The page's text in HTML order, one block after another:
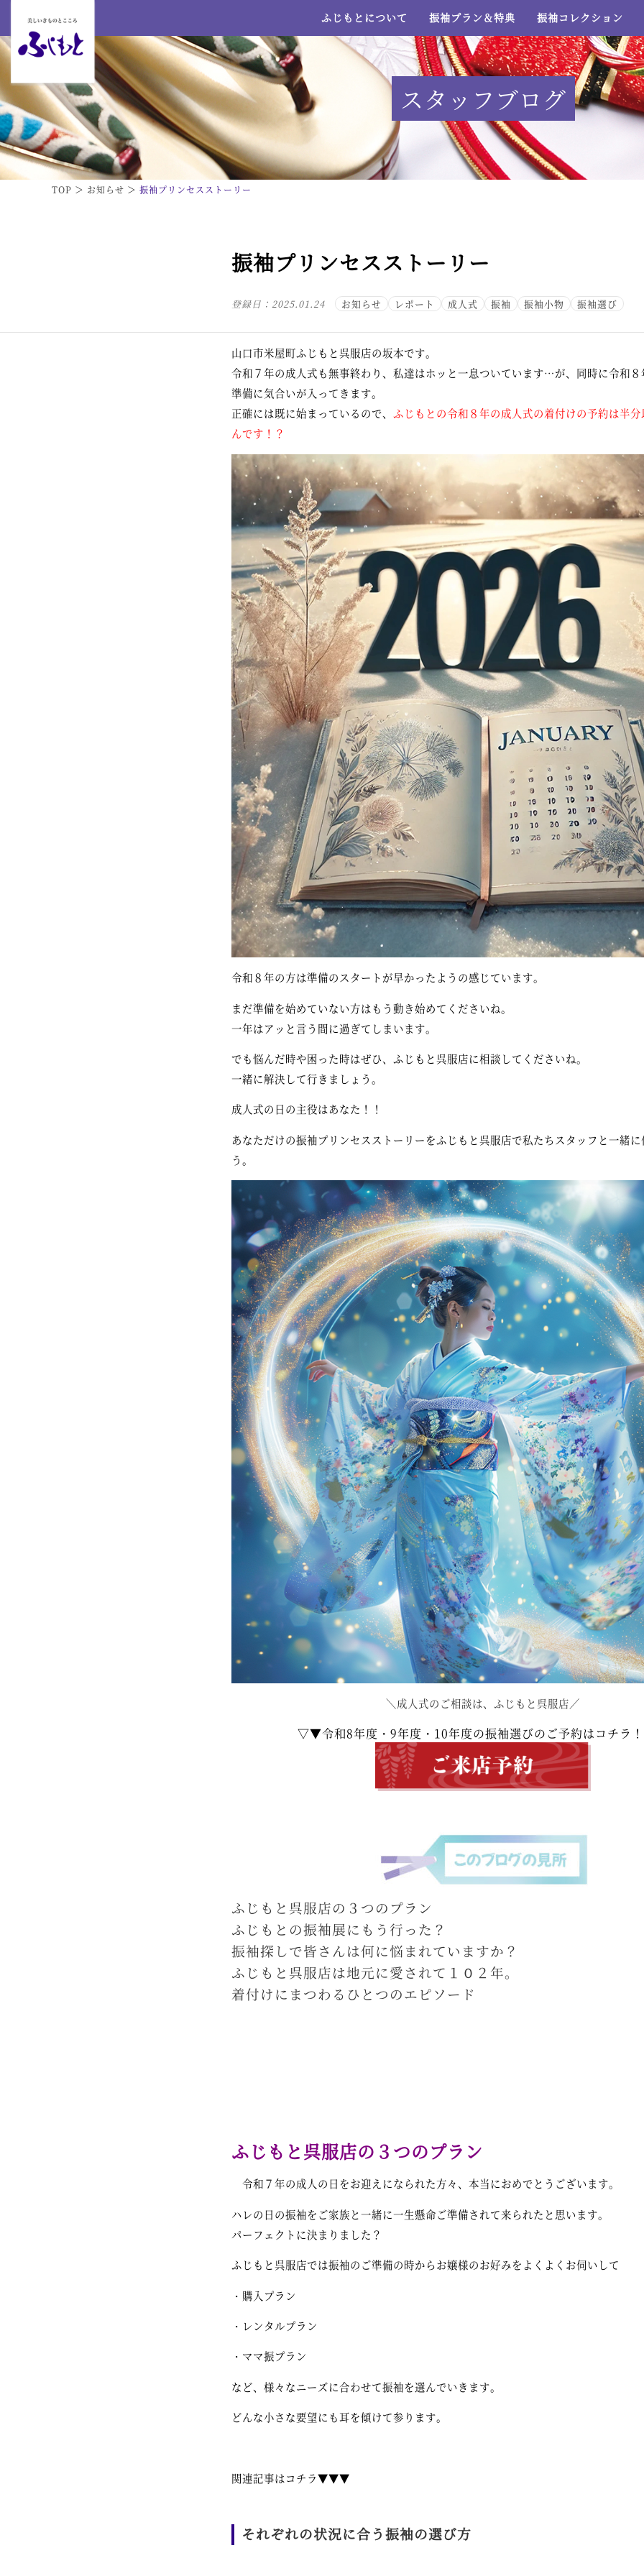
ふじもとについて 振袖プラン＆特典 振袖コレクション
スタッフブログ
TOP お知らせ 振袖プリンセスストーリー
振袖プリンセスストーリー
登録日： 2025.01.24 お知らせ レポート 成人式 振袖 振袖小物 振袖選び
山口市米屋町ふじもと呉服店の坂本です。
令和７年の成人式も無事終わり、私達はホッと一息ついています…が、同時に令和
準備に気合いが入ってきます。
正確には既に始まっているので、 ふじもとの令和８年の成人式の着付けの予約は半
んです！？
令和８年の方は準備のスタートが早かったようの感じています。
まだ準備を始めていない方はもう動き始めてくださいね。
一年はアッと言う間に過ぎてしまいます。
でも悩んだ時や困った時はぜひ、ふじもと呉服店に相談してくださいね。
一緒に解決して行きましょう。
成人式の日の主役はあなた！！
あなただけの振袖プリンセスストーリーをふじもと呉服店で私たちスタッフと一緒
う。
＼成人式のご相談は、ふじもと呉服店／
▽▼令和8年度・9年度・10年度の振袖選びのご予約はコチ
ふじもと呉服店の３つのプラン
ふじもとの振袖展にもう行った？
振袖探しで皆さんは何に悩まれていますか？
ふじもと呉服店は地元に愛されて１０２年。
着付けにまつわるひとつのエピソード
ふじもと呉服店の３つのプラン
令和７年の成人の日をお迎えになられた方々、本当におめでとうございます。
ハレの日の振袖をご家族と一緒に一生懸命ご準備されて来られたと思います。
パーフェクトに決まりました？
ふじもと呉服店では振袖のご準備の時からお嬢様のお好みをよくよくお伺いして
・購入プラン
・レンタルプラン
・ママ振プラン
など、様々なニーズに合わせて振袖を選んでいきます。
どんな小さな要望にも耳を傾けて参ります。
関連記事はコチラ▼▼▼
それぞれの状況に合う振袖の選び方